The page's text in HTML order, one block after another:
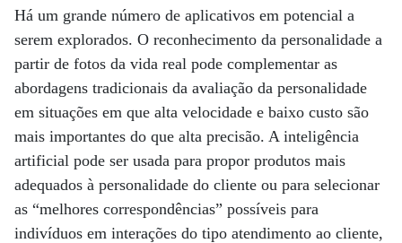
Há um grande número de aplicativos em potencial a
serem explorados. O reconhecimento da personalidade a
partir de fotos da vida real pode complementar as
abordagens tradicionais da avaliação da personalidade
em situações em que alta velocidade e baixo custo são
mais importantes do que alta precisão. A inteligência
artificial pode ser usada para propor produtos mais
adequados à personalidade do cliente ou para selecionar
as “melhores correspondências” possíveis para
indivíduos em interações do tipo atendimento ao cliente,